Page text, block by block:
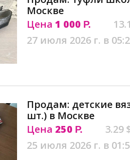
Москве
Цена 1 000 Р.
27 июля 2026 г. в
Продам: детские
шт.) в Москве
Цена 250 Р.
3.29
25 июля 2026 г. в